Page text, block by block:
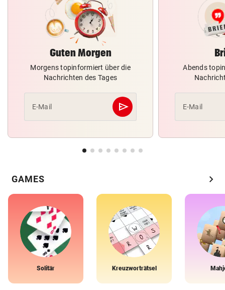
Guten Morgen
Morgens topinformiert über die
Nachrichten des Tages
E-Mail send
Abschicken
Abends
E-Mail
GAMES chevron_right
Solitär Kreuzworträtsel